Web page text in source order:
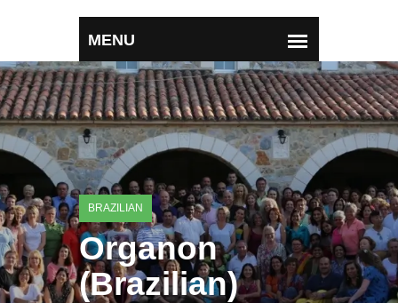
BRAZILIAN
Organon
(Brazilian)